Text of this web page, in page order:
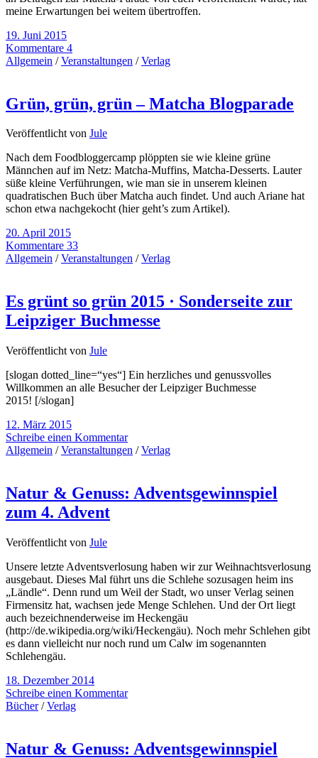
meine Erwartungen bei weitem übertroffen.
19. Juni 2015
Kommentare 4
Allgemein /Veranstaltungen /Verlag
Grün, grün, grün – Matcha Blogparade
Veröffentlicht von Jule
Nach dem Foodbloggercamp plöppten sie wie kleine grüne
Männchen auf im Netz: Matcha-Muffins, Matcha-Desserts. Lauter
süße kleine Verführungen, wie man sie in unserem kleinen
quadratischen Buch über Matcha auch findet. Und auch Ariane hat
schon etwa nachgekocht (hier geht’s zum Artikel).
20. April 2015
Kommentare 33
Allgemein /Veranstaltungen /Verlag
Es grünt so grün 2015 · Sonderseite zur
Leipziger Buchmesse
Veröffentlicht von Jule
[slogan dotted_line=“yes“] Ein herzliches und genussvolles
Willkommen an alle Besucher der Leipziger Buchmesse
2015! [/slogan]
12. März 2015
Schreibe einen Kommentar
Allgemein /Veranstaltungen /Verlag
Natur & Genuss: Adventsgewinnspiel
zum 4. Advent
Veröffentlicht von Jule
Unsere letzte Adventsverlosung haben wir zur Weihnachtsverlosung
ausgebaut. Dieses Mal führt uns die Schlehe sozusagen heim ins
„Ländle“. Denn rund um Weil der Stadt, wo unser Verlag seinen
Firmensitz hat, wachsen jede Menge Schlehen. Und der Ort liegt
auch bezeichnenderweise im Heckengäu
(http://de.wikipedia.org/wiki/Heckengäu). Noch mehr Schlehen gibt
es dann vielleicht nur noch rund um Calw im sogenannten
Schlehengäu.
18. Dezember 2014
Schreibe einen Kommentar
Bücher/Verlag
Natur & Genuss: Adventsgewinnspiel